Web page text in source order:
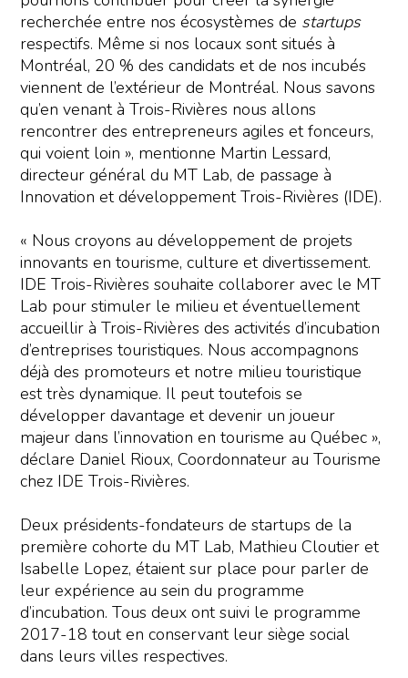
recherchée entre nos écosystèmes de startups
respectifs. Même si nos locaux sont situés à
Montréal, 20 % des candidats et de nos incubés
viennent de l’extérieur de Montréal. Nous savons
qu’en venant à Trois-Rivières nous allons
rencontrer des entrepreneurs agiles et fonceurs,
qui voient loin », mentionne Martin Lessard,
directeur général du MT Lab, de passage à
Innovation et développement Trois-Rivières (IDE).
« Nous croyons au développement de projets
innovants en tourisme, culture et divertissement.
IDE Trois-Rivières souhaite collaborer avec le MT
Lab pour stimuler le milieu et éventuellement
accueillir à Trois-Rivières des activités d’incubation
d’entreprises touristiques. Nous accompagnons
déjà des promoteurs et notre milieu touristique
est très dynamique. Il peut toutefois se
développer davantage et devenir un joueur
majeur dans l’innovation en tourisme au Québec »,
déclare Daniel Rioux, Coordonnateur au Tourisme
chez IDE Trois-Rivières.
Deux présidents-fondateurs de startups de la
première cohorte du MT Lab, Mathieu Cloutier et
Isabelle Lopez, étaient sur place pour parler de
leur expérience au sein du programme
d’incubation. Tous deux ont suivi le programme
2017-18 tout en conservant leur siège social
dans leurs villes respectives.